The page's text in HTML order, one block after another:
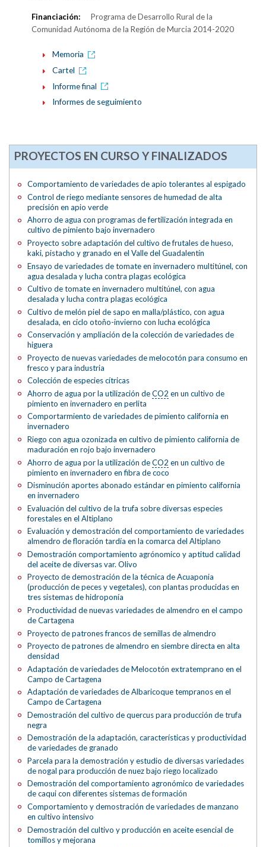
Financiación:
Programa de Desarrollo Rural de la
Comunidad Autónoma de la Región de Murcia 2014-2020
Memoria
Cartel
Informe final
Informes de seguimiento
PROYECTOS EN CURSO Y FINALIZADOS
Comportamiento de variedades de apio tolerantes al espigado
Control de riego mediante sensores de humedad de alta
precisión en apio verde
Ahorro de agua con programas de fertilización integrada en
cultivo de pimiento bajo invernadero
Proyecto sobre adaptación del cultivo de frutales de hueso,
kaki, pistacho y granado en el Valle del Guadalentín
Ensayo de variedades de tomate en invernadero multitúnel, con
agua desalada y lucha contra plagas ecológica
Cultivo de tomate en invernadero multitúnel, con agua
desalada y lucha contra plagas ecológica
Cultivo de melón piel de sapo en malla/plástico, con agua
desalada, en ciclo otoño-invierno con lucha ecológica
Conservación y ampliación de la colección de variedades de
higuera
Proyecto de nuevas variedades de melocotón para consumo en
fresco y para industria
Colección de especies cítricas
Ahorro de agua por la utilización deCO2 en un cultivo de
pimiento en invernadero en perlita
Comportarmiento de variedades de pimiento california en
invernadero
Riego con agua ozonizada en cultivo de pimiento california de
maduración en rojo bajo invernadero
Ahorro de agua por la utilización deCO2 en un cultivo de
pimiento en invernadero en fibra de coco
Disminución aportes abonado estándar en pimiento california
en invernadero
Evaluación del cultivo de la trufa sobre diversas especies
forestales en el Altiplano
Evaluación y demostración del comportamiento de variedades
almendro de floración tardía en la comarca del Altiplano
Demostración comportamiento agrónomico y aptitud calidad
del aceite de diversas var. Olivo
Proyecto de demostración de la técnica de Acuaponia
(producción de peces y vegetales), con plantas producidas en
tres sistemas de hidroponía
Productividad de nuevas variedades de almendro en el campo
de Cartagena
Proyecto de patrones francos de semillas de almendro
Proyecto de patrones de almendro en siembre directa en alta
densidad
Adaptación de variedades de Melocotón extratemprano en el
Campo de Cartagena
Adaptación de variedades de Albaricoque tempranos en el
Campo de Cartagena
Demostración del cultivo de quercus para producción de trufa
negra
Demostración de la adaptación, características y productividad
de variedades de granado
Parcela para la demostración y estudio de diversas variedades
de nogal para producción de nuez bajo riego localizado
Demostración del comportamiento agronómico de variedades
de caqui con diferentes sistemas de formación
Comportamiento y demostración de variedades de manzano
en cultivo intensivo
Demostración del cultivo y producción en aceite esencial de
tomillos y mejorana